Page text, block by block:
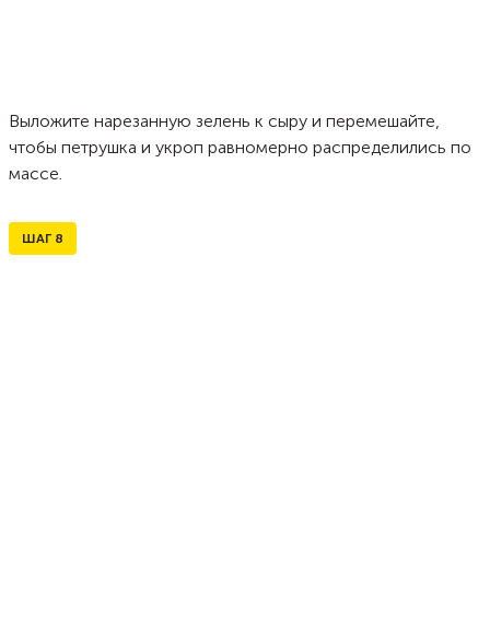
Выложите нарезанную зелень к сыру и перемешайте,
чтобы петрушка и укроп равномерно распределились по
массе.
ШАГ 8